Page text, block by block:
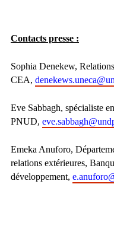
Contacts presse :
Sophia Denekew,
CEA,
Eve Sabbagh, spécialiste
PNUD,
Emeka Anuforo,
relations extérieures,
développement,